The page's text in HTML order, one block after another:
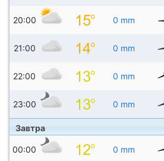
20:00 0 mm
21:00 0 mm
22:00 0 mm
23:00 0 mm
Завтра
00:00 0 mm